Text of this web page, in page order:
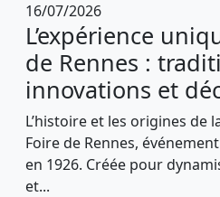
16/07/2026
L’expérience
de Rennes :
innovations et
L’histoire et les origines de
Foire de Rennes,
en 1926. Créée pour
et...